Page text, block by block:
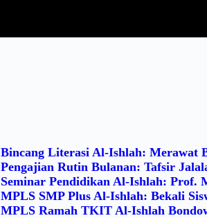
Bincang Literasi Al-Ishlah: Merawat
Pengajian Rutin Bulanan: Tafsir
Seminar Pendidikan Al-Ishlah: Prof.
MPLS SMP Plus Al-Ishlah: Bekali
MPLS Ramah TKIT Al-Ishlah